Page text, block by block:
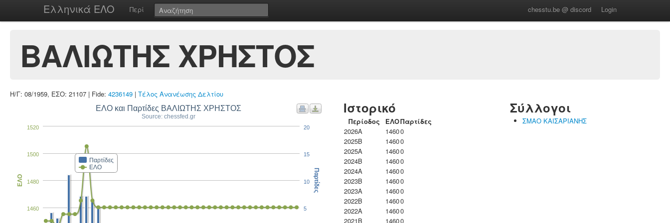
Ελληνικά ΕΛΟ Περί chesstu.be @ discord Login
ΒΑΛΙΩΤΗΣ ΧΡΗΣΤΟΣ
Η/Γ: 08/1959, ΕΣΟ: 21107 | Fide: 4236149 | Τέλος Ανανέωσης Δελτίου
ΕΛΟ και Παρτίδες ΒΑΛΙΩΤΗΣ ΧΡΗΣΤΟΣ
Source: chessfed.gr
Παρτίδες
ΕΛΟ
1460
1480
1500
1520
ΕΛΟ
5
10
15
20
Παρτίδες
Ιστορικό
Περίοδος ΕΛΟΠαρτίδες
2026A
14600
2025B
14600
2025A
14600
2024B
14600
2024A
14600
2023B
14600
2023Α
14600
2022B
14600
2022A
14600
2021B
14600
Σύλλογοι
ΣΜΑΟ ΚΑΙΣΑΡΙΑΝΗΣ